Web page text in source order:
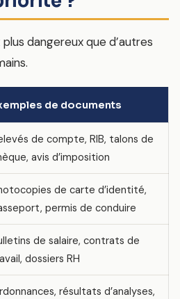
dangereux que d’autres
de documents
de compte, RIB, talons de
avis d’imposition
de carte d’identité,
permis de conduire
de salaire, contrats de
dossiers RH
résultats d’analyses,